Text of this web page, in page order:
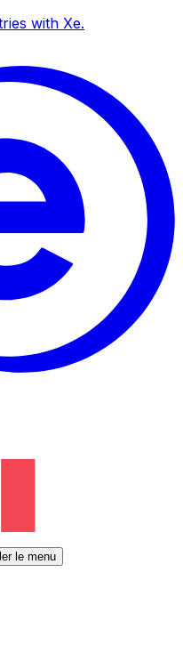
with Xe.
le menu